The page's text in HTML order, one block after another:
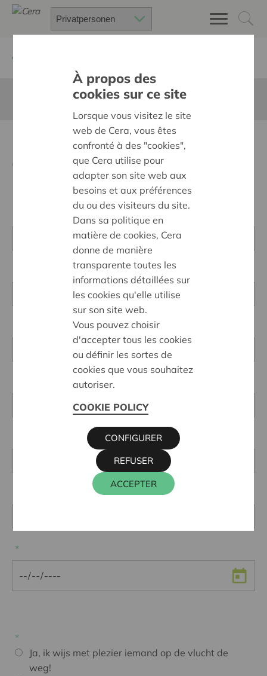
Diese Seite ist nicht ins Deutsche übersetzt
Formulaire de participation
Co-vitamines
Ja, ik wijs met plezier iemand op de vlucht de
weg!
À propos des
cookies sur ce site
Lorsque vous visitez le site
web de Cera, vous êtes
confronté à des "cookies",
que Cera utilise pour
adapter son site web aux
besoins et aux préférences
du ou des visiteurs du site.
Dans sa politique en
matière de cookies, Cera
donne de manière
transparente toutes les
informations détaillées sur
les cookies qu'elle utilise
sur son site web.
Vous pouvez choisir
d'accepter tous les cookies
ou définir les sortes de
cookies que vous souhaitez
autoriser.
COOKIE POLICY
ACCEPTER
REFUSER
CONFIGURER